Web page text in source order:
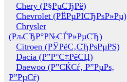
Chery (Р§РµСЂРё)
Chevrolet (РЁРµРІСЂРѕР»Рµ)
Chrysler
(РљСЂР°Р№СЃР»РµСЂ)
Citroen (РЎРёС‚СЂРѕРµРЅ)
Dacia (Р”Р°С‡РёСЏ)
Daewoo (Р”СЌСѓ, Р”РµРѕ,
Р”РµСѓ)